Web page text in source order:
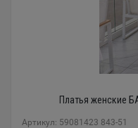
Платья женские
Артикул: 59081423 843-51